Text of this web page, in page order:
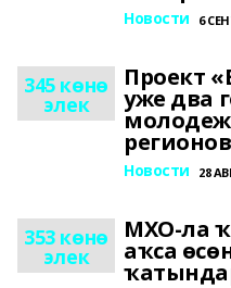
Новости 6
345 көнө
элек
Проект
уже два
регионов
Новости 28
353 көнө
элек
МХО-ла
аҡса